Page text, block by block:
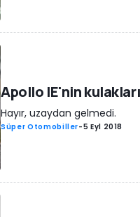
Apollo IE'nin
Hayır, uzaydan gelmedi.
Süper Otomobiller-5 Eyl 2018